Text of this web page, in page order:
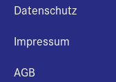
Datenschutz
Impressum
AGB